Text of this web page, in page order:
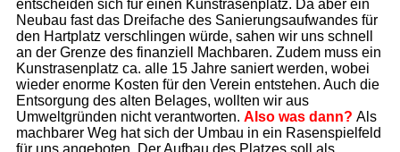
entscheiden sich für einen Kunstrasenplatz. Da aber ein
Neubau fast das Dreifache des Sanierungsaufwandes für
den Hartplatz verschlingen würde, sahen wir uns schnell
an der Grenze des finanziell Machbaren. Zudem muss ein
Kunstrasenplatz ca. alle 15 Jahre saniert werden, wobei
wieder enorme Kosten für den Verein entstehen. Auch die
Entsorgung des alten Belages, wollten wir aus
Umweltgründen nicht verantworten. Also was dann? Als
machbarer Weg hat sich der Umbau in ein Rasenspielfeld
für uns angeboten. Der Aufbau des Platzes soll als